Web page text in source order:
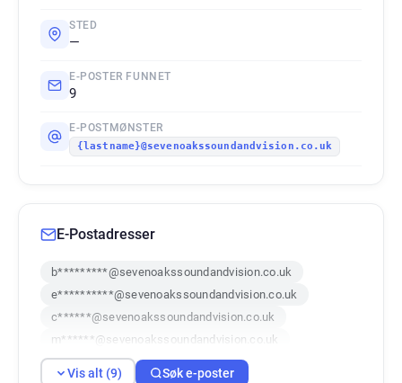
STED
—
E-POSTER FUNNET
9
E-POSTMØNSTER
{lastname}@sevenoakssoundandvision.co.uk
E-Postadresser
b*********@sevenoakssoundandvision.co.uk
e**********@sevenoakssoundandvision.co.uk
c******@sevenoakssoundandvision.co.uk
m******@sevenoakssoundandvision.co.uk
v***********@sevenoakssoundandvision.co.uk
Vis alt (9) Søk e-poster